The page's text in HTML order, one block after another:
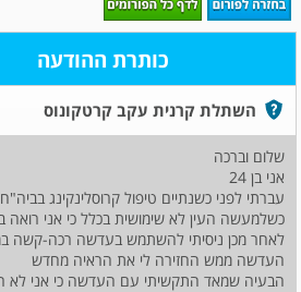
כותרת ההודעה
השתלת קרנית עקב קרטקונוס
שלום וברכה
אני בן 24
עברתי לפני כשנתיים טיפול קרוסלינקינג
כשלמעשה העין לא שימושית בכלל כי אני
לאחר מכן ניסיתי להשתמש בעדשה רכה-קשה
העדשה ממש החזירה לי את הראיה מחדש
הבעיה שמאד התקשיתי עם העדשה כי אני לא